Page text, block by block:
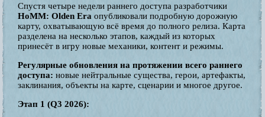
Спустя четыре недели раннего доступа разработчики
HoMM: Olden Era опубликовали подробную дорожную
карту, охватывающую всё время до полного релиза. Карта
разделена на несколько этапов, каждый из которых
принесёт в игру новые механики, контент и режимы.
Регулярные обновления на протяжении всего раннего
доступа: новые нейтральные существа, герои, артефакты,
заклинания, объекты на карте, сценарии и многое другое.
Этап 1 (Q3 2026):